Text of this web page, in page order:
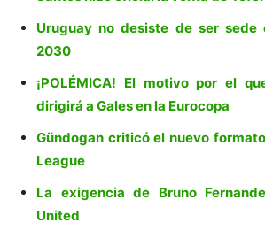
Uruguay no desiste de ser sede
2030
¡POLÉMICA! El motivo por el
dirigirá a Gales en la Eurocopa
Gündogan criticó el nuevo
League
La exigencia de Bruno
United